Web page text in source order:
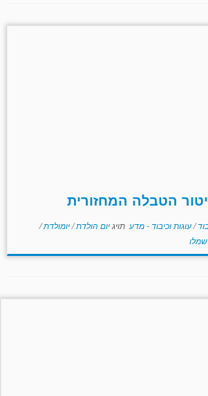
הטבלה המחזורית
/עוגות וכיבוד - מדע תויגיום הולדת/יומולדת/